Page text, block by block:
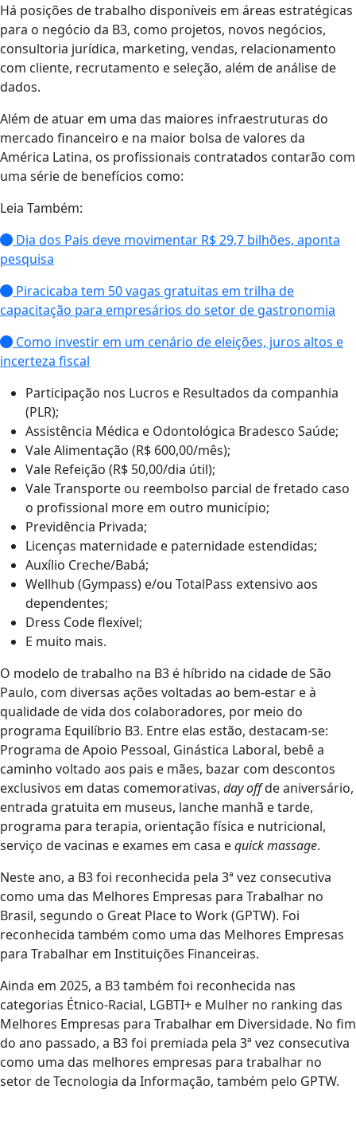
Há posições de trabalho disponíveis em áreas estratégicas
para o negócio da B3, como projetos, novos negócios,
consultoria jurídica, marketing, vendas, relacionamento
com cliente, recrutamento e seleção, além de análise de
dados.
Além de atuar em uma das maiores infraestruturas do
mercado financeiro e na maior bolsa de valores da
América Latina, os profissionais contratados contarão com
uma série de benefícios como:
Leia Também:
Dia dos Pais deve movimentar R$ 29,7 bilhões, aponta
pesquisa
Piracicaba tem 50 vagas gratuitas em trilha de
capacitação para empresários do setor de gastronomia
Como investir em um cenário de eleições, juros altos e
incerteza fiscal
Participação nos Lucros e Resultados da companhia
(PLR);
Assistência Médica e Odontológica Bradesco Saúde;
Vale Alimentação (R$ 600,00/mês);
Vale Refeição (R$ 50,00/dia útil);
Vale Transporte ou reembolso parcial de fretado caso
o profissional more em outro município;
Previdência Privada;
Licenças maternidade e paternidade estendidas;
Auxílio Creche/Babá;
Wellhub (Gympass) e/ou TotalPass extensivo aos
dependentes;
Dress Code flexível;
E muito mais.
O modelo de trabalho na B3 é híbrido na cidade de São
Paulo, com diversas ações voltadas ao bem-estar e à
qualidade de vida dos colaboradores, por meio do
programa Equilíbrio B3. Entre elas estão, destacam-se:
Programa de Apoio Pessoal, Ginástica Laboral, bebê a
caminho voltado aos pais e mães, bazar com descontos
exclusivos em datas comemorativas, day offde aniversário,
entrada gratuita em museus, lanche manhã e tarde,
programa para terapia, orientação física e nutricional,
serviço de vacinas e exames em casa equick massage.
Neste ano, a B3 foi reconhecida pela 3ª vez consecutiva
como uma das Melhores Empresas para Trabalhar no
Brasil, segundo o Great Place to Work (GPTW). Foi
reconhecida também como uma das Melhores Empresas
para Trabalhar em Instituições Financeiras.
Ainda em 2025, a B3 também foi reconhecida nas
categorias Étnico-Racial, LGBTI+ e Mulher no ranking das
Melhores Empresas para Trabalhar em Diversidade. No fim
do ano passado, a B3 foi premiada pela 3ª vez consecutiva
como uma das melhores empresas para trabalhar no
setor de Tecnologia da Informação, também pelo GPTW.